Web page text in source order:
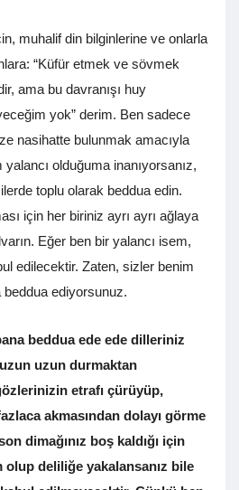
muhalif din bilginlerine ve onlarla
“Küfür etmek ve sövmek
ama bu davranışı huy
yok” derim. Ben sadece
nasihatte bulunmak amacıyla
olduğuma inanıyorsanız,
toplu olarak beddua edin.
için her biriniz ayrı ayrı ağlaya
Eğer ben bir yalancı isem,
edilecektir. Zaten, sizler benim
ediyorsunuz.
beddua ede ede dilleriniz
uzun durmaktan
etrafı çürüyüp,
akmasından dolayı görme
dimağınız boş kaldığı için
olup deliliğe yakalansanız bile